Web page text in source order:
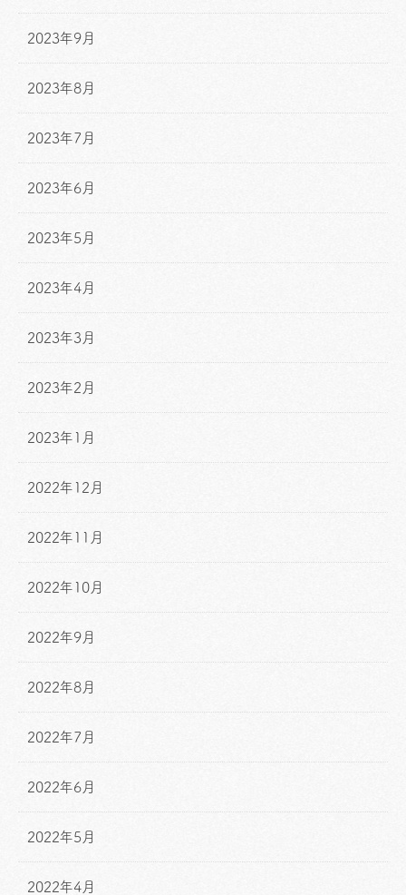
2023年9月
2023年8月
2023年7月
2023年6月
2023年5月
2023年4月
2023年3月
2023年2月
2023年1月
2022年12月
2022年11月
2022年10月
2022年9月
2022年8月
2022年7月
2022年6月
2022年5月
2022年4月